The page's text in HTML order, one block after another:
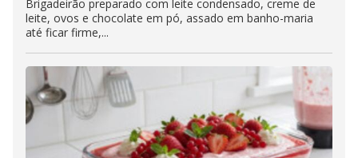
Brigadeirão preparado com leite condensado, creme de
leite, ovos e chocolate em pó, assado em banho-maria
até ficar firme,...